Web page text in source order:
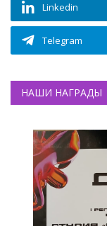
Linkedin
Telegram
НАШИ НАГРАДЫ